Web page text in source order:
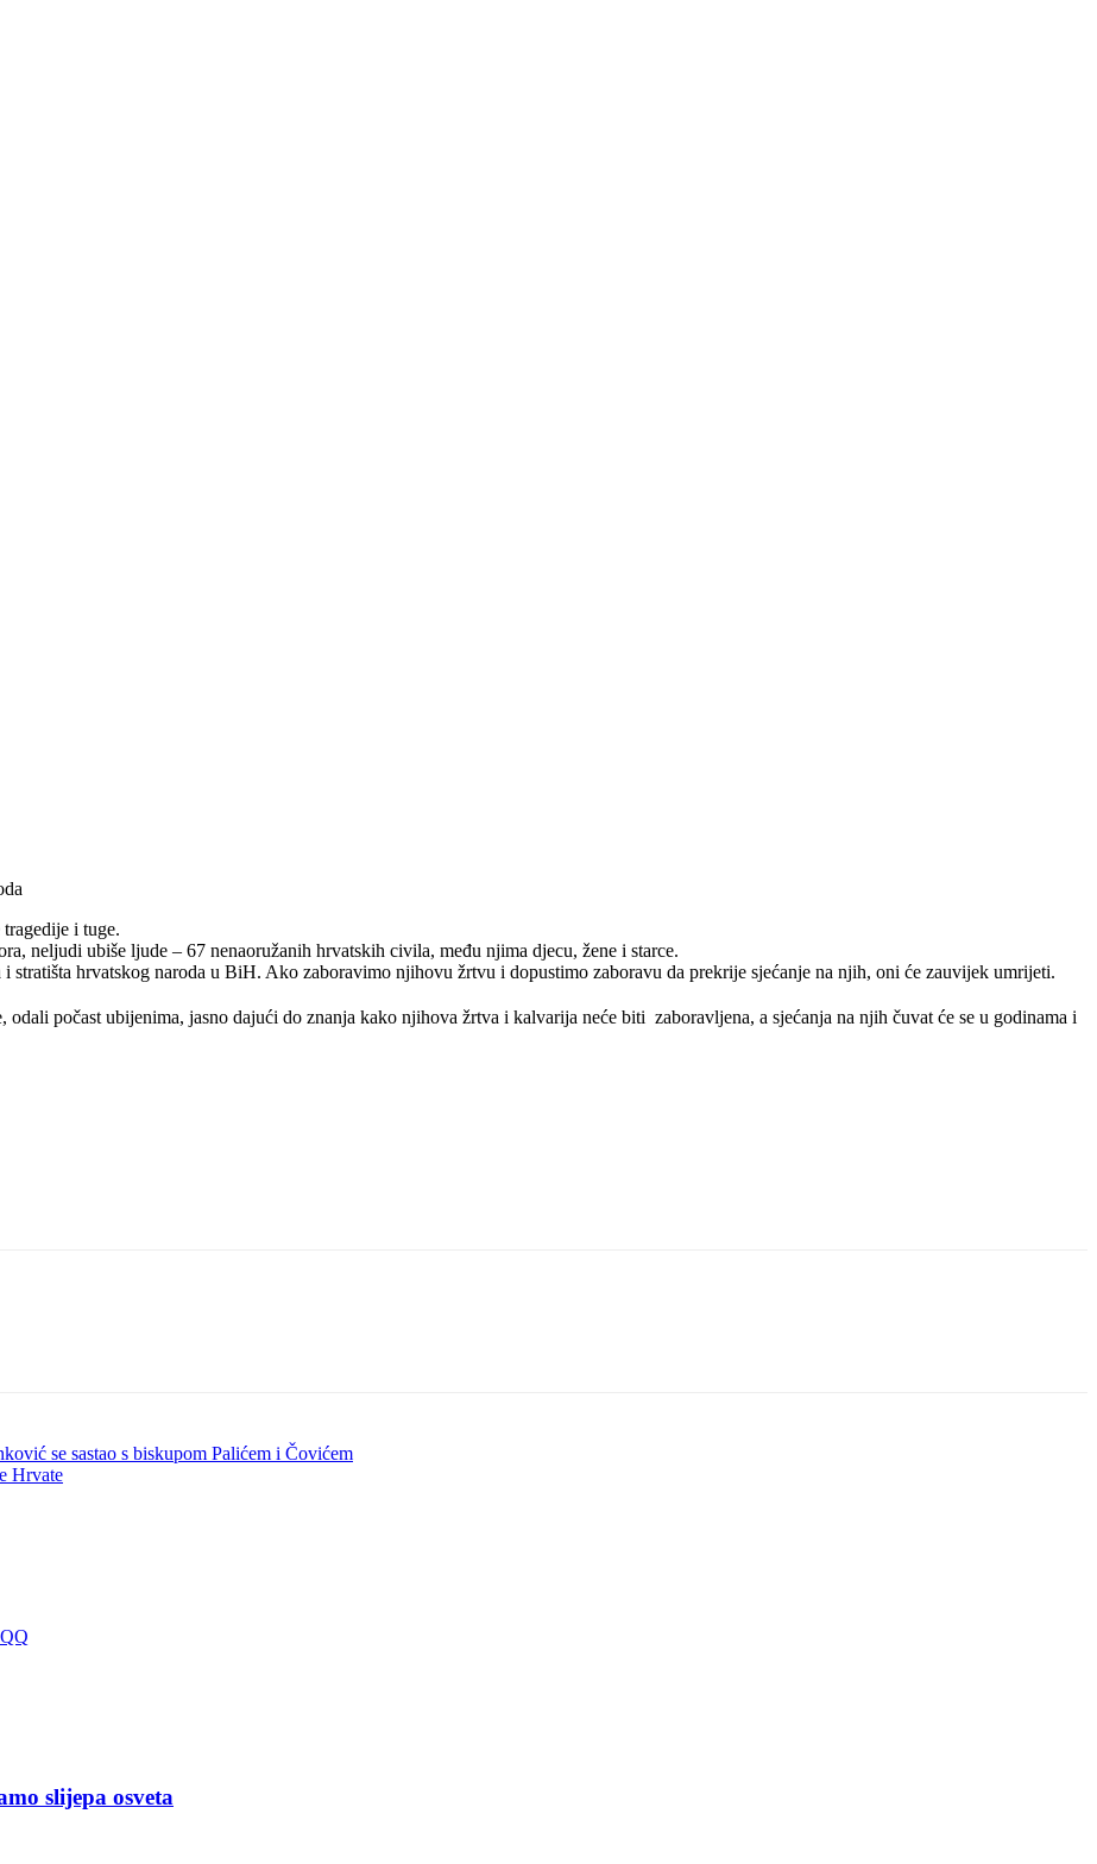
i tuge.
neljudi ubiše ljude – 67 nenaoružanih hrvatskih civila, među njima djecu, žene i starce.
hrvatskog naroda u BiH. Ako zaboravimo njihovu žrtvu i dopustimo zaboravu da prekrije sjećanje na njih, oni će zauvijek umrijeti.
počast ubijenima, jasno dajući do znanja kako njihova žrtva i kalvarija neće biti zaboravljena, a sjećanja na njih čuvat će se u godinama i
se sastao s biskupom Palićem i Čovićem
Hrvate
slijepa osveta